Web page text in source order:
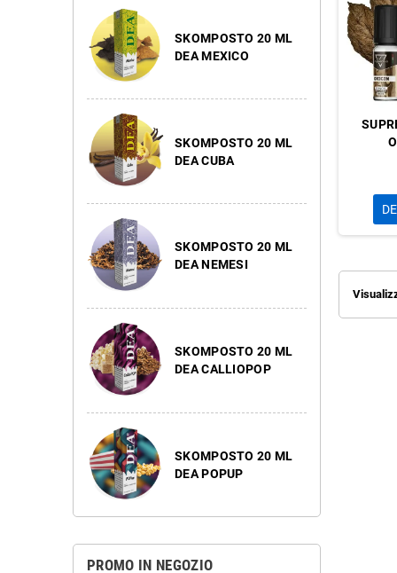
SKOMPOSTO 20 ML
DEA MEXICO
SKOMPOSTO 20 ML
DEA CUBA
SKOMPOSTO 20 ML
DEA NEMESI
SKOMPOSTO 20 ML
DEA CALLIOPOP
SKOMPOSTO 20 ML
DEA POPUP
PROMO IN NEGOZIO